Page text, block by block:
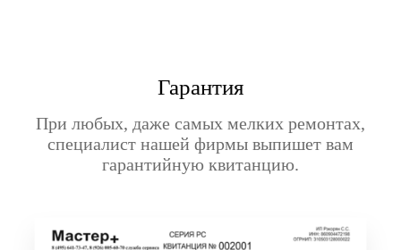
Гарантия
При любых, даже самых мелких ремонтах,
специалист нашей фирмы выпишет вам
гарантийную квитанцию.